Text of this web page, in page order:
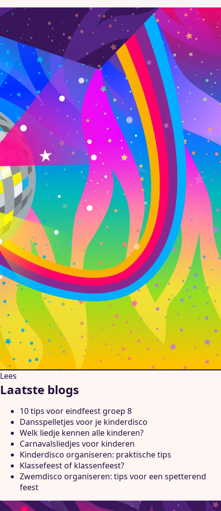
Lees
Laatste blogs
10 tips voor eindfeest groep 8
Dansspelletjes voor je kinderdisco
Welk liedje kennen alle kinderen?
Carnavalsliedjes voor kinderen
Kinderdisco organiseren: praktische tips
Klassefeest of klassenfeest?
Zwemdisco organiseren: tips voor een spetterend
feest